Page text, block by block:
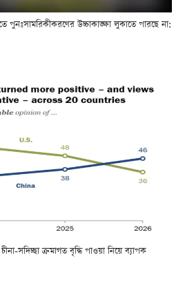
পুনঃসামরিকীকরণের উচ্চাকাঙ্ক্ষা লুকাতে পারছে না:
সদিচ্ছা ক্রমাগত বৃদ্ধি পাওয়া নিয়ে ব্যাপক